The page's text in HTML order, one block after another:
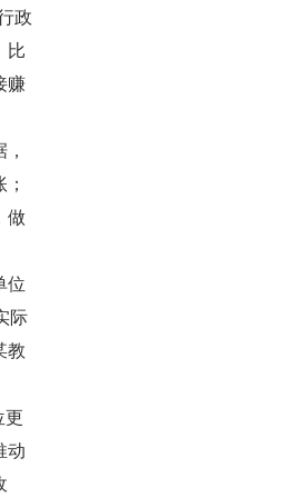
政
比
赚
做
位
际
教
更
动